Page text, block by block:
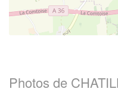
Photos de